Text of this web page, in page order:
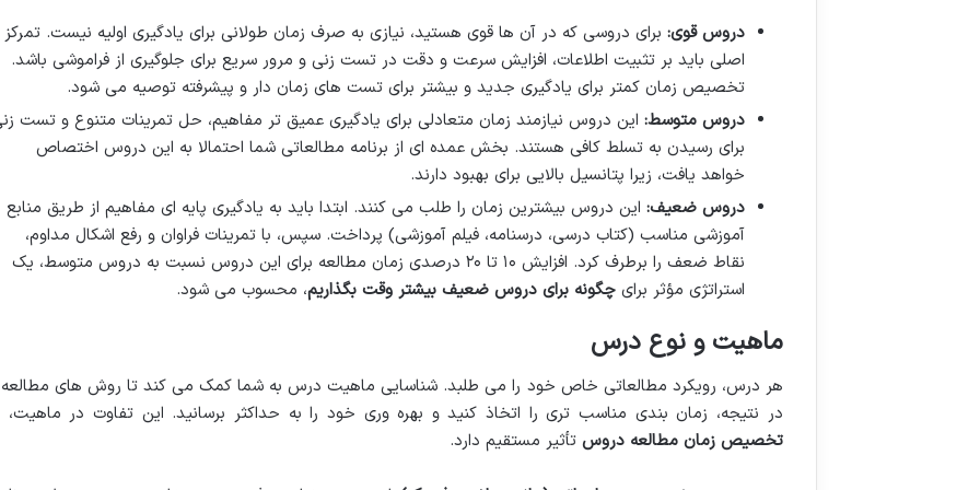
دروس قوی: برای دروسی که در آن ها قوی هستید، نیازی به صرف زمان طولانی برای یادگیری اولیه نیست. تمرکز
اصلی باید بر تثبیت اطلاعات، افزایش سرعت و دقت در تست زنی و مرور سریع برای جلوگیری از فراموشی باشد.
تخصیص زمان کمتر برای یادگیری جدید و بیشتر برای تست های زمان دار و پیشرفته توصیه می شود.
دروس متوسط: این دروس نیازمند زمان متعادلی برای یادگیری عمیق تر مفاهیم، حل تمرینات متنوع و تست
برای رسیدن به تسلط کافی هستند. بخش عمده ای از برنامه مطالعاتی شما احتمالا به این دروس اختصاص
خواهد یافت، زیرا پتانسیل بالایی برای بهبود دارند.
دروس ضعیف: این دروس بیشترین زمان را طلب می کنند. ابتدا باید به یادگیری پایه ای مفاهیم از طریق منابع
آموزشی مناسب (کتاب درسی، درسنامه، فیلم آموزشی) پرداخت. سپس، با تمرینات فراوان و رفع اشکال مداوم،
نقاط ضعف را برطرف کرد. افزایش ۱۰ تا ۲۰ درصدی زمان مطالعه برای این دروس نسبت به دروس متوسط، یک
استراتژی مؤثر برایچگونه برای دروس ضعیف بیشتر وقت بگذاریم، محسوب می شود.
ماهیت و نوع درس
هر درس، رویکرد مطالعاتی خاص خود را می طلبد. شناسایی ماهیت درس به شما کمک می کند تا روش های
در نتیجه، زمان بندی مناسب تری را اتخاذ کنید و بهره وری خود را به حداکثر برسانید. این تفاوت در ماهیت،
تخصیص زمان مطالعه دروس تأثیر مستقیم دارد.